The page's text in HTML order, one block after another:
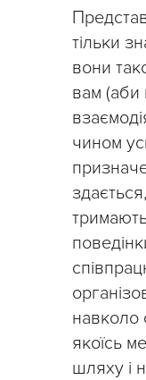
тільки
вони
вам
чином
навколо
якоїсь
шляху і